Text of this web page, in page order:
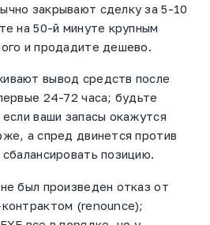
закрывают сделку за 5-10
на 50-й минуте крупным
и продадите дешево.
вывод средств после
24-72 часа; будьте
ваши запасы окажутся
а спред двинется против
позицию.
был произведен отказ от
(renounce);